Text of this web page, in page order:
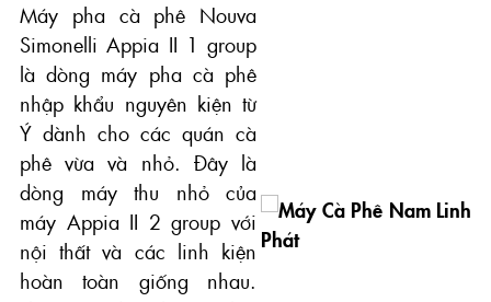
Máy pha cà phê Nouva
Simonelli Appia II 1 group
là dòng máy pha cà phê
nhập khẩu nguyên kiện từ
Ý dành cho các quán cà
phê vừa và nhỏ. Đây là
dòng máy thu nhỏ của
máy Appia II 2 group với
nội thất và các linh kiện
hoàn toàn giống nhau.